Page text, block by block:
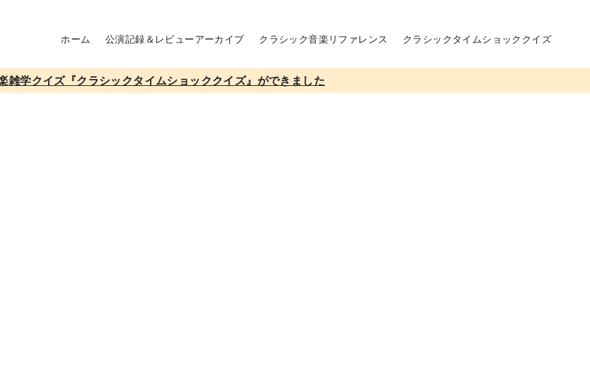
ホーム 公演記録＆レビューアーカイブ クラシック音楽リファレンス クラシックタイムショッククイズ
雑学クイズ『クラシックタイムショッククイズ』ができました